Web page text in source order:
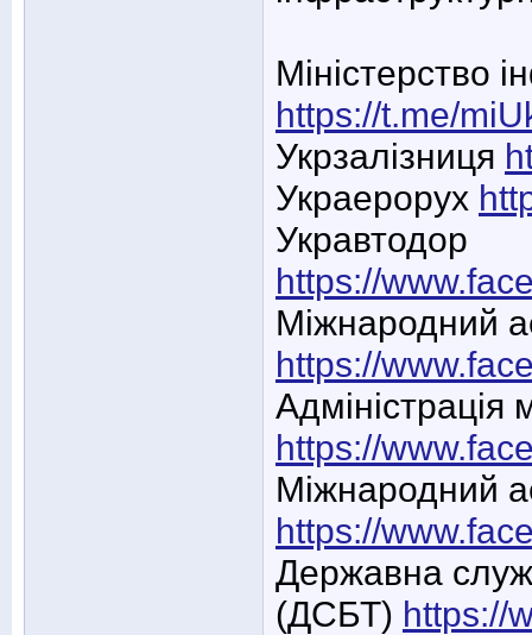
Міністерство
https://t.me/
Укрзалізниця
Украерорух
Укравтодор
https://
Міжнародний
https://
Адміністрація
https://
Міжнародний
https://
Державна
(ДСБТ) https://